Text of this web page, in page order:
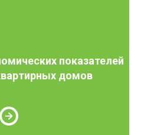
показателей
домов